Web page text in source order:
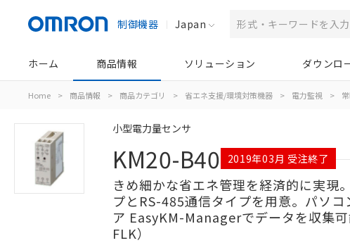
制御機器 Japan
ホーム 商品情報 ソリューション ダウンロ
Home > 商品情報 > 商品カテゴリ > 省エネ支援/環境対策機器 > 電力監視 >
小型電力量センサ
KM20-B40 2019年03月 受注終了
きめ細かな省エネ管理を経済的に実現
プとRS-485通信タイプを用意。パソコ
ア EasyKM-Managerでデータを収集
FLK）